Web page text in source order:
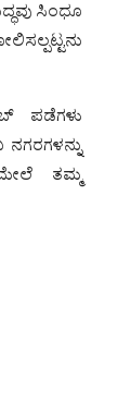
ಸಿಂಧೂ
ಪಡೆಗಳು
ತಮ್ಮ